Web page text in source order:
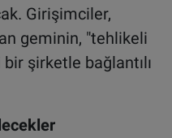
Girişimciler,
geminin, "tehlikeli
şirketle bağlantılı